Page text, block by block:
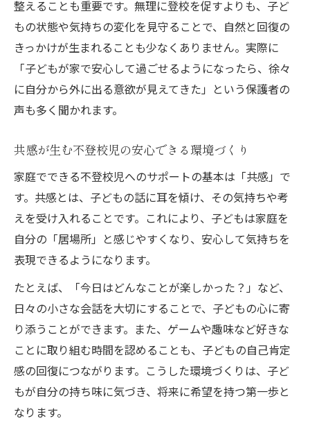
整えることも重要です。無理に登校を促すよりも、子ど
もの状態や気持ちの変化を見守ることで、自然と回復の
きっかけが生まれることも少なくありません。実際に
「子どもが家で安心して過ごせるようになったら、徐々
に自分から外に出る意欲が見えてきた」という保護者の
声も多く聞かれます。
共感が生む不登校児の安心できる環境づくり
家庭でできる不登校児へのサポートの基本は「共感」で
す。共感とは、子どもの話に耳を傾け、その気持ちや考
えを受け入れることです。これにより、子どもは家庭を
自分の「居場所」と感じやすくなり、安心して気持ちを
表現できるようになります。
たとえば、「今日はどんなことが楽しかった？」など、
日々の小さな会話を大切にすることで、子どもの心に寄
り添うことができます。また、ゲームや趣味など好きな
ことに取り組む時間を認めることも、子どもの自己肯定
感の回復につながります。こうした環境づくりは、子ど
もが自分の持ち味に気づき、将来に希望を持つ第一歩と
なります。